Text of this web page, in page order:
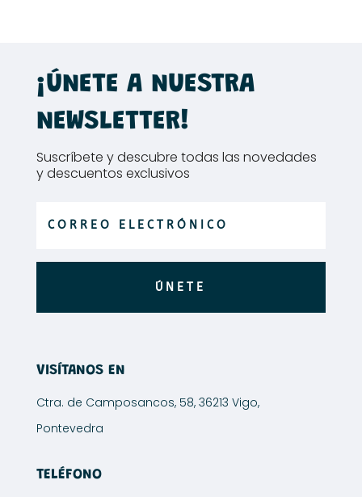
¡ÚNETE A NUESTRA
NEWSLETTER!
Suscríbete y descubre todas las novedades
y descuentos exclusivos
ÚNETE
VISÍTANOS EN
Ctra. de Camposancos, 58, 36213 Vigo,
Pontevedra
TELÉFONO